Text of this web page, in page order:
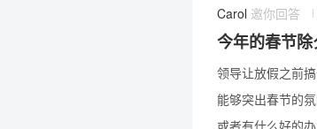
Carol 邀你回答
今年的春节除
领导让放假之前
能够突出春节的